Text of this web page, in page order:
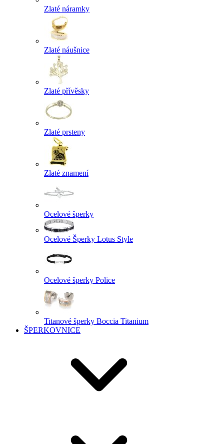
Zlaté náramky
Zlaté náušnice
Zlaté přívěsky
Zlaté prsteny
Zlaté znamení
Ocelové šperky
Ocelové Šperky Lotus Style
Ocelové šperky Police
Titanové šperky Boccia Titanium
ŠPERKOVNICE